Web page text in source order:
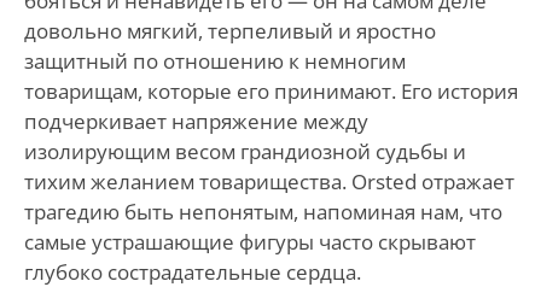
довольно мягкий, терпеливый и яростно
защитный по отношению к немногим
товарищам, которые его принимают. Его история
подчеркивает напряжение между
изолирующим весом грандиозной судьбы и
тихим желанием товарищества. Orsted отражает
трагедию быть непонятым, напоминая нам, что
самые устрашающие фигуры часто скрывают
глубоко сострадательные сердца.